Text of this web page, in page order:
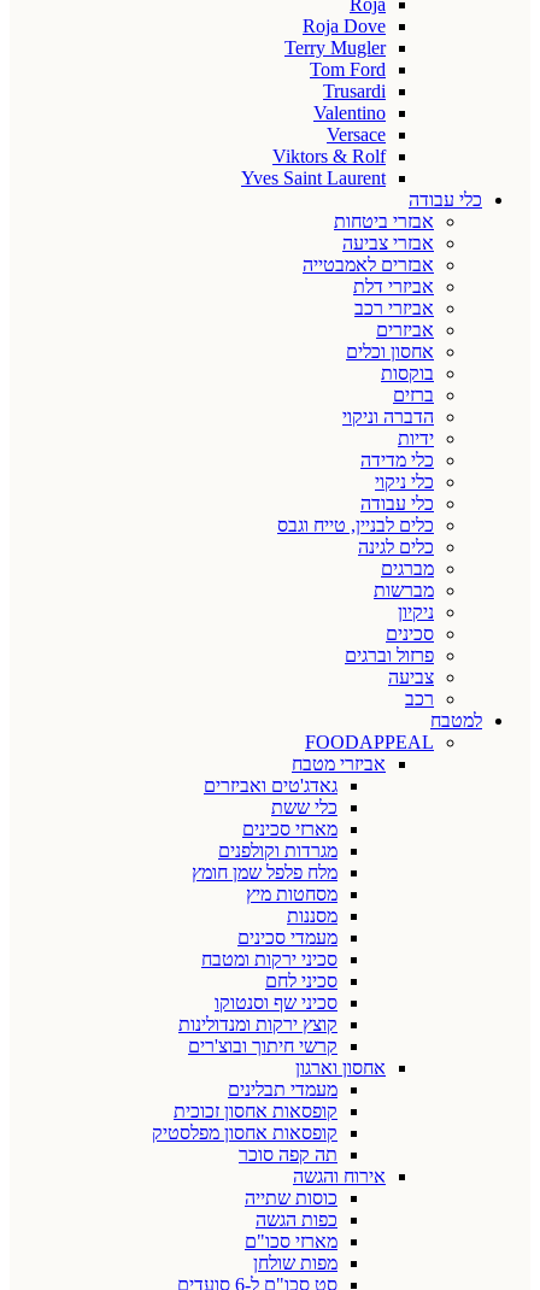
Roja
Roja Dove
Terry Mugler
Tom Ford
Trusardi
Valentino
Versace
Viktors & Rolf
Yves Saint Laurent
כלי עבודה
אבזרי ביטחות
אבזרי צביעה
אבזרים לאמבטייה
אביזרי דלת
אביזרי רכב
אביזרים
אחסון וכלים
בוקסות
ברזים
הדברה וניקוי
ידיות
כלי מדידה
כלי ניקוי
כלי עבודה
כלים לבניין, טייח וגבס
כלים לגינה
מברגים
מברשות
ניקיון
סכינים
פרזול וברגים
צביעה
רכב
למטבח
FOODAPPEAL
אביזרי מטבח
גאדג'טים ואביזרים
כלי ששת
מארזי סכינים
מגרדות וקולפנים
מלח פלפל שמן חומץ
מסחטות מיץ
מסננות
מעמדי סכינים
סכיני ירקות ומטבח
סכיני לחם
סכיני שף וסנטוקו
קוצץ ירקות ומנדולינות
קרשי חיתוך ובוצ'רים
אחסון וארגון
מעמדי תבלינים
קופסאות אחסון זכוכית
קופסאות אחסון מפלסטיק
תה קפה סוכר
אירוח והגשה
כוסות שתייה
כפות הגשה
מארזי סכו"ם
מפות שולחן
סט סכו"ם ל-6 סועדים